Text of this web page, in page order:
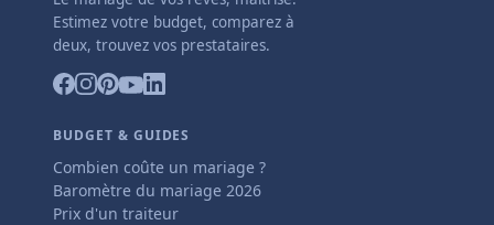
Estimez votre budget, comparez à
deux, trouvez vos prestataires.
BUDGET & GUIDES
Combien coûte un mariage ?
Baromètre du mariage 2026
Prix d'un traiteur